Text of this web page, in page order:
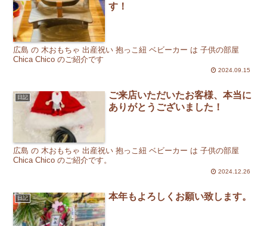
す！
広島 の 木おもちゃ 出産祝い 抱っこ紐 ベビーカー は 子供の部屋
Chica Chico のご紹介です
2024.09.15
日記
ご来店いただいたお客様、本当に
ありがとうございました！
広島 の 木おもちゃ 出産祝い 抱っこ紐 ベビーカー は 子供の部屋
Chica Chico のご紹介です。
2024.12.26
日記 本年もよろしくお願い致します。